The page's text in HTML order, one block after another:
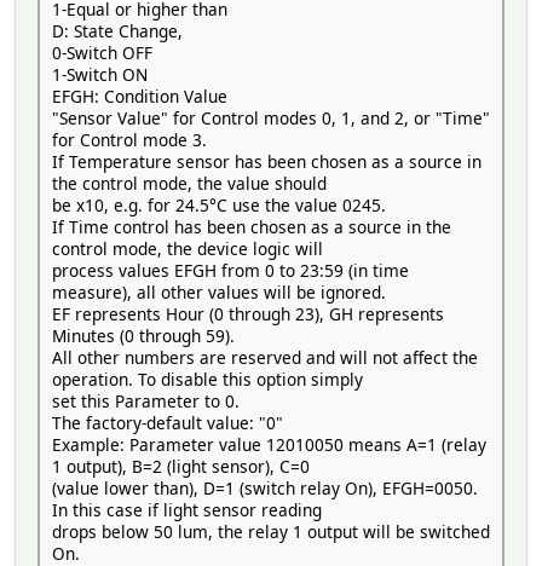
1-Equal or higher than
D: State Change,
0-Switch OFF
1-Switch ON
EFGH: Condition Value
"Sensor Value" for Control modes 0, 1, and 2, or "Time"
for Control mode 3.
If Temperature sensor has been chosen as a source in
the control mode, the value should
be x10, e.g. for 24.5°C use the value 0245.
If Time control has been chosen as a source in the
control mode, the device logic will
process values EFGH from 0 to 23:59 (in time
measure), all other values will be ignored.
EF represents Hour (0 through 23), GH represents
Minutes (0 through 59).
All other numbers are reserved and will not affect the
operation. To disable this option simply
set this Parameter to 0.
The factory-default value: "0"
Example: Parameter value 12010050 means A=1 (relay
1 output), B=2 (light sensor), C=0
(value lower than), D=1 (switch relay On), EFGH=0050.
In this case if light sensor reading
drops below 50 lum, the relay 1 output will be switched
On.